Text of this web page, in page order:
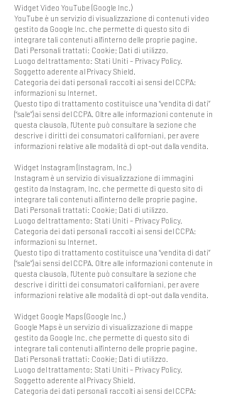
Widget Video YouTube (Google Inc.)
YouTube è un servizio di visualizzazione di contenuti video
gestito da Google Inc. che permette di questo sito di
integrare tali contenuti all’interno delle proprie pagine.
Dati Personali trattati: Cookie; Dati di utilizzo.
Luogo del trattamento: Stati Uniti – Privacy Policy.
Soggetto aderente al Privacy Shield.
Categoria dei dati personali raccolti ai sensi del CCPA:
informazioni su Internet.
Questo tipo di trattamento costituisce una “vendita di dati”
(“sale”) ai sensi del CCPA. Oltre alle informazioni contenute in
questa clausola, l’Utente può consultare la sezione che
descrive i diritti dei consumatori californiani, per avere
informazioni relative alle modalità di opt-out dalla vendita.
Widget Instagram (Instagram, Inc.)
Instagram è un servizio di visualizzazione di immagini
gestito da Instagram, Inc. che permette di questo sito di
integrare tali contenuti all’interno delle proprie pagine.
Dati Personali trattati: Cookie; Dati di utilizzo.
Luogo del trattamento: Stati Uniti – Privacy Policy.
Categoria dei dati personali raccolti ai sensi del CCPA:
informazioni su Internet.
Questo tipo di trattamento costituisce una “vendita di dati”
(“sale”) ai sensi del CCPA. Oltre alle informazioni contenute in
questa clausola, l’Utente può consultare la sezione che
descrive i diritti dei consumatori californiani, per avere
informazioni relative alle modalità di opt-out dalla vendita.
Widget Google Maps (Google Inc.)
Google Maps è un servizio di visualizzazione di mappe
gestito da Google Inc. che permette di questo sito di
integrare tali contenuti all’interno delle proprie pagine.
Dati Personali trattati: Cookie; Dati di utilizzo.
Luogo del trattamento: Stati Uniti – Privacy Policy.
Soggetto aderente al Privacy Shield.
Categoria dei dati personali raccolti ai sensi del CCPA: